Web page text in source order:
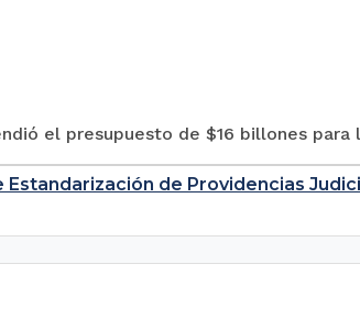
el presupuesto de $16 billones para
de Providencias